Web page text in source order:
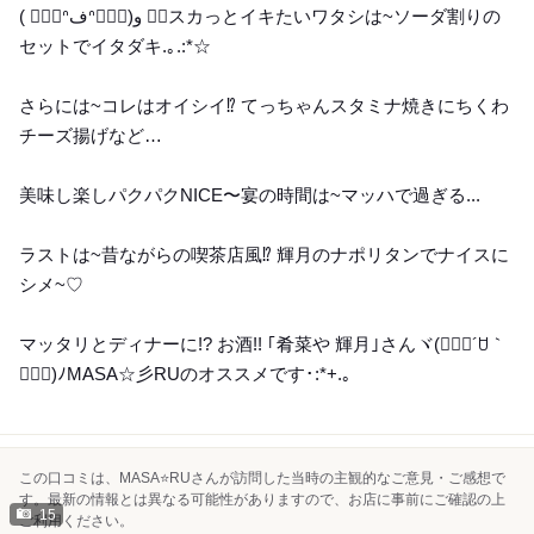
( ๑⃙⃘ᐢفᐢ๑⃙⃘)و ♪⃜スカっとイキたいワタシは~ソーダ割りの
セットでイタダキ.｡.:*☆
さらには~コレはオイシイ⁉︎ てっちゃんスタミナ焼きにちくわ
チーズ揚げなど…
美味し楽しパクパクNICE〜宴の時間は~マッハで過ぎる...
ラストは~昔ながらの喫茶店風⁉︎ 輝月のナポリタンでナイスに
シメ~♡
マッタリとディナーに!? お酒!! ｢肴菜や 輝月｣さんヾ(๑⃙⃘´ꇴ｀
๑⃙⃘)ﾉMASA☆彡RUのオススメです･:*+.｡
15
この口コミは、MASA⭐️RUさんが訪問した当時の主観的なご意見・ご感想で
す。最新の情報とは異なる可能性がありますので、お店に事前にご確認の上
ご利用ください。